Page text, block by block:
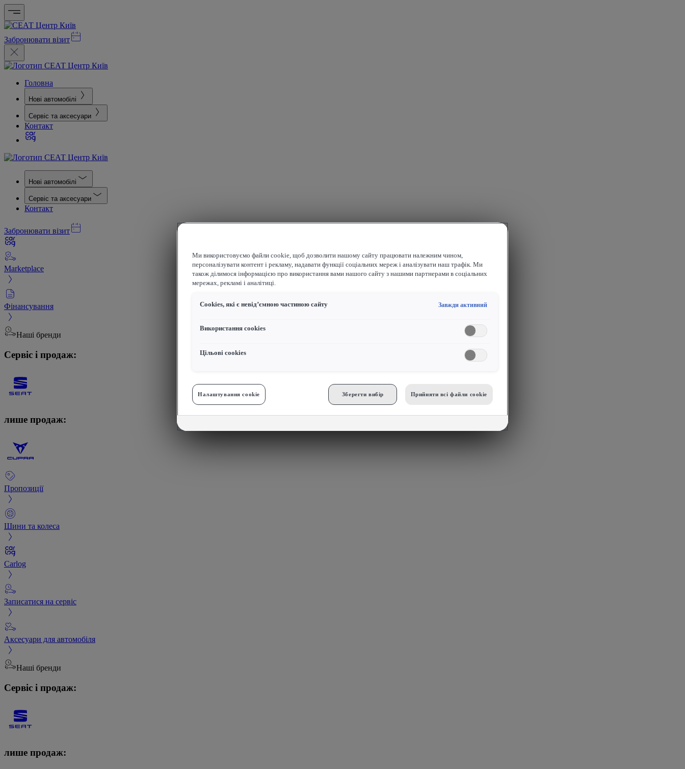
Забронювати візит
Головна
Нові автомобілі
Сервіс та аксесуари
Контакт
Нові автомобілі
Сервіс та аксесуари
Контакт
Забронювати візит
Marketplace
Фінансування
Наші бренди
Сервіс і продаж:
лише продаж:
Пропозиції
Шини та колеса
Carlog
Записатися на сервіс
Аксесуари для автомобіля
Наші бренди
Сервіс і продаж:
лише продаж:
Ми використовуємо файли cookie, щоб дозволити нашому сайту працювати належним чином,
персоналізувати контент і рекламу, надавати функції соціальних мереж і аналізувати наш трафік. Ми
також ділимося інформацією про використання вами нашого сайту з нашими партнерами в соціальних
мережах, рекламі і аналітиці.
Сookies, які є невід’ємною частиною сайту Завжди активний
Використання cookies
Цільові сookies
Налаштування cookie Зберегти вибір Прийняти всі файли сookie